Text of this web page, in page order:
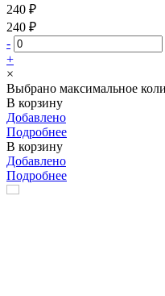
240 ₽
240 ₽
-
+
×
Выбрано максимальное
В корзину
Добавлено
Подробнее
В корзину
Добавлено
Подробнее